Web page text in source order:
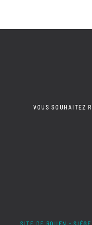
VOUS SOUHAITEZ
SITE DE ROUEN - SIÈGE